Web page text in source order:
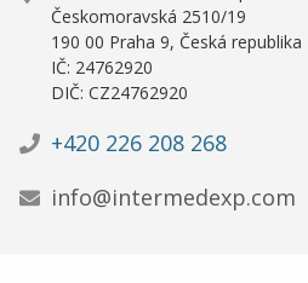
Českomoravská 2510/19
190 00 Praha 9, Česká republika
IČ: 24762920
DIČ: CZ24762920
+420 226 208 268
info@intermedexp.com